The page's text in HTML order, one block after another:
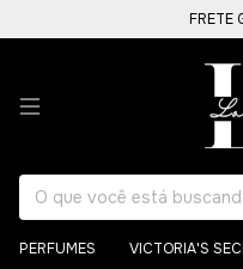
FRETE GRATIS
PERFUMES VICTORIA'S